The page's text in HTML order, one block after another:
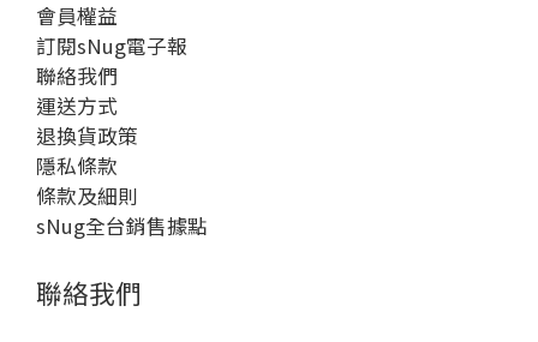
會員權益
訂閱sNug電子報
聯絡我們
運送方式
退換貨政策
隱私條款
條款及細則
sNug全台銷售據點
聯絡我們